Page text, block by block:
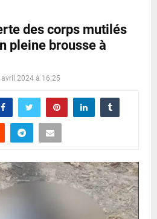
des corps mutilés
pleine brousse à
avril 2024 à 16:25